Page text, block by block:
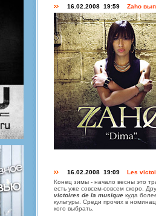
16.02.2008 19:59 Zaho
16.02.2008 19:09 Les
Конец зимы - начало весны это
есть уже совсем-совсем скоро.
victoires de la musique куда
культуры. Среди прочих в
кого выбрать.